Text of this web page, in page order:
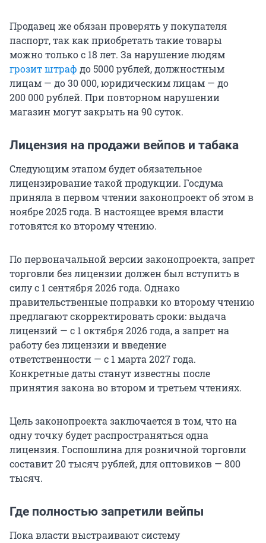
Продавец же обязан проверять у покупателя
паспорт, так как приобретать такие товары
можно только с 18 лет. За нарушение людям
грозит штраф до 5000 рублей, должностным
лицам — до 30 000, юридическим лицам — до
200 000 рублей. При повторном нарушении
магазин могут закрыть на 90 суток.
Лицензия на продажи вейпов и табака
Следующим этапом будет обязательное
лицензирование такой продукции. Госдума
приняла в первом чтении законопроект об этом в
ноябре 2025 года. В настоящее время власти
готовятся ко второму чтению.
По первоначальной версии законопроекта, запрет
торговли без лицензии должен был вступить в
силу с 1 сентября 2026 года. Однако
правительственные поправки ко второму чтению
предлагают скорректировать сроки: выдача
лицензий — с 1 октября 2026 года, а запрет на
работу без лицензии и введение
ответственности — с 1 марта 2027 года.
Конкретные даты станут известны после
принятия закона во втором и третьем чтениях.
Цель законопроекта заключается в том, что на
одну точку будет распространяться одна
лицензия. Госпошлина для розничной торговли
составит 20 тысяч рублей, для оптовиков — 800
тысяч.
Где полностью запретили вейпы
Пока власти выстраивают систему